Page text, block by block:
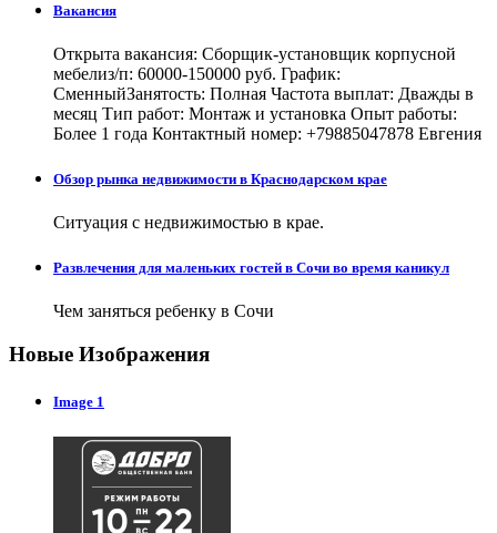
Вакансия
Открыта вакансия: Сборщик-установщик корпусной
мебелиз/п: 60000-150000 руб. График:
СменныйЗанятость: Полная Частота выплат: Дважды в
месяц Тип работ: Монтаж и установка Опыт работы:
Более 1 года Контактный номер: +79885047878 Евгения
Обзор рынка недвижимости в Краснодарском крае
Ситуация с недвижимостью в крае.
Развлечения для маленьких гостей в Сочи во время каникул
Чем заняться ребенку в Сочи
Новые Изображения
Image 1